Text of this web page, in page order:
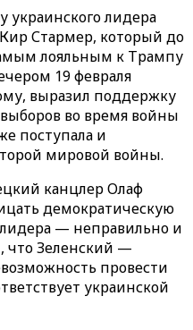
лидера
Стармер, который до
лояльным к Трампу
19 февраля
выразил поддержку
во время войны
поступала и
мировой войны.
канцлер Олаф
демократическую
— неправильно и
что Зеленский —
провести
украинской